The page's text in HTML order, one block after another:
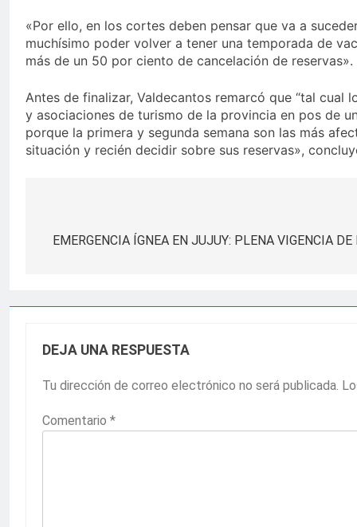
«Por ello, en los cortes deben pensar que va a
muchísimo poder volver a tener una temporada de
más de un 50 por ciento de cancelación de reservas».
Antes de finalizar, Valdecantos remarcó que “tal cual
y asociaciones de turismo de la provincia en pos de
porque la primera y segunda semana son las más
situación y recién decidir sobre sus reservas»,
de
EMERGENCIA ÍGNEA EN JUJUY: PLENA VIGENCIA
DEJA UNA RESPUESTA
Tu dirección de correo electrónico no será publicada.
Comentario *